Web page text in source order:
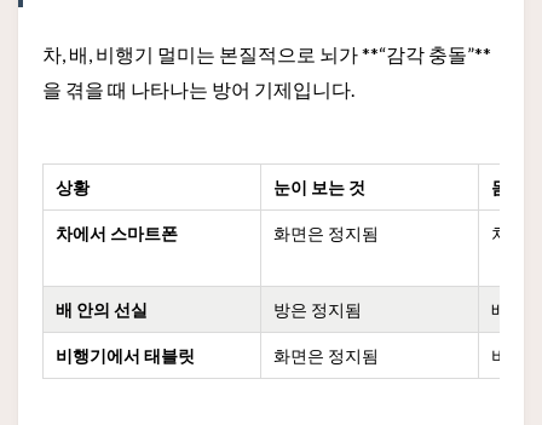
차, 배, 비행기 멀미는 본질적으로 뇌가 **“감각 충돌”**
을 겪을 때 나타나는 방어 기제입니다.
상황 눈이 보는 것 몸이
차에서 스마트폰 화면은 정지됨 차는
배 안의 선실 방은 정지됨 배는
비행기에서 태블릿 화면은 정지됨 비행